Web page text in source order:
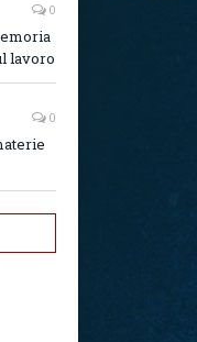
0
lavoro
0